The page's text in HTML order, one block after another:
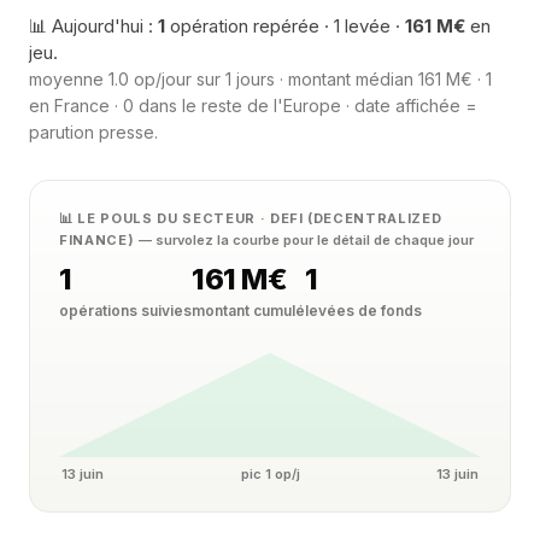
📊 Aujourd'hui : 1 opération repérée · 1 levée · 161 M€ en
jeu.
moyenne 1.0 op/jour sur 1 jours · montant médian 161 M€ · 1
en France · 0 dans le reste de l'Europe · date affichée =
parution presse.
📊 LE POULS DU SECTEUR · DEFI (DECENTRALIZED
FINANCE) — survolez la courbe pour le détail de chaque jour
1
opérations suivies
161 M€
montant cumulé
1
levées de fonds
13 juin pic 1 op/j 13 juin